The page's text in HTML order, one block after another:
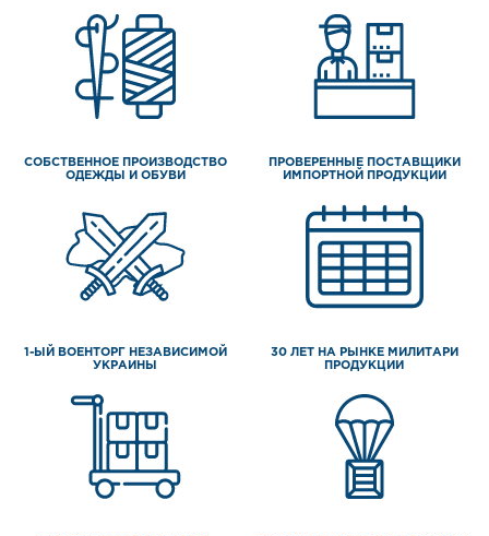
СОБСТВЕННОЕ ПРОИЗВОДСТВО
ОДЕЖДЫ И ОБУВИ
ПРОВЕРЕННЫЕ ПОСТАВЩИКИ
ИМПОРТНОЙ ПРОДУКЦИИ
1-ЫЙ ВОЕНТОРГ НЕЗАВИСИМОЙ
УКРАИНЫ
30 ЛЕТ НА РЫНКЕ МИЛИТАРИ
ПРОДУКЦИИ